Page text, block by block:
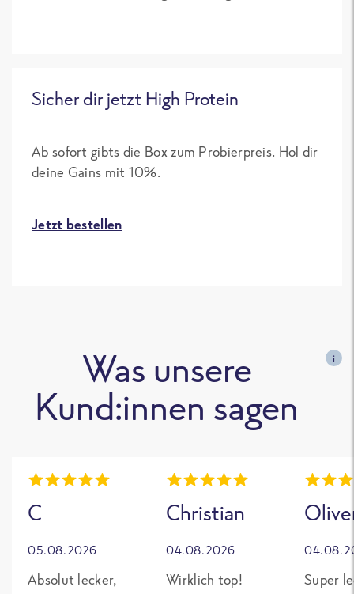
Sicher dir jetzt High Protein
Ab sofort gibts die Box zum Probierpreis. Hol dir
deine Gains mit 10%.
Jetzt bestellen
Was unsere
Kund:innen sagen
i
C
05.08.2026
Absolut lecker,
Christian
04.08.2026
Wirklich top!
Super